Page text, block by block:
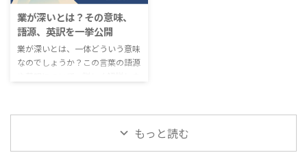
いても紹介します。日本国内でこ
の現象がどれほど広まっているの
かも考察します。こじらせ女子・
男子についてより深く理解するた
めに、この記事を読んでみましょ
解決が難しくなることを指します
や概念を別の事物や概念に例える
こ ...
業が深いとは？その意味、
語源、英訳を一挙公開
業が深いとは、一体どういう意味
なのでしょうか？この言葉の語源
ていることを指します。日本国内
では、専門的な知識を持つ人を
もっと読む